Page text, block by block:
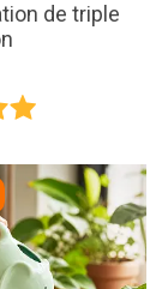
de triple